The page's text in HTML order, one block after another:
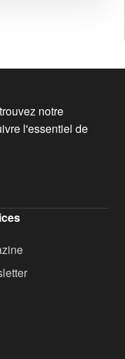
notre
l'essentiel de